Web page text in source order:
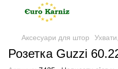
Аксесуари для штор
Розетка Guzzi